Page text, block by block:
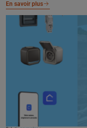
En savoir plus